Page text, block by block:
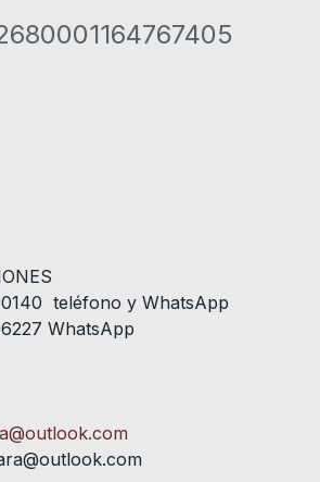
teléfono y WhatsApp
WhatsApp